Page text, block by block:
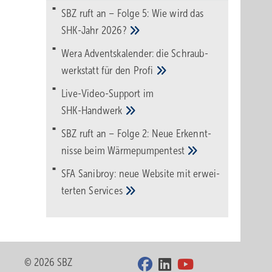
SBZ ruft an – Folge 5: Wie wird das
SHK-Jahr 2026?
Wera Adventskalender: die Schraub­
werk­statt für den Pro­fi
Live-Video-Support im
SHK-Handwerk
SBZ ruft an – Folge 2: Neue Erkennt­
nisse beimWärme­pumpen­test
SFA Sanibroy: neue Web­site mit erwei­
tertenServices
© 2026 SBZ